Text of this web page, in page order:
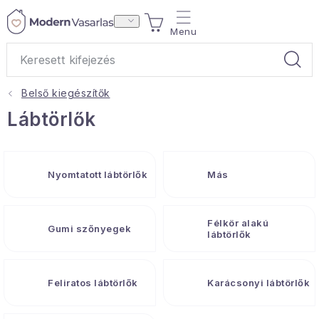
Ugrás
KOSÁR
Ajándékok
Hobbi és kert
Belső kiegészítők
Lábtörlők
Nyomtatott lábtörlők Más
Gumi szőnyegek
Félkör alakú
lábtörlők
Feliratos lábtörlők Karácsonyi lábtörlők